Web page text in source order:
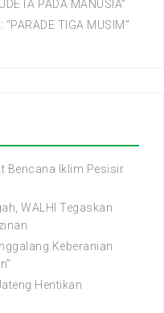
PADA MANUSIA”
TIGA MUSIM”
Bencana Iklim Pesisir
WALHI Tegaskan
Keberanian
Hentikan